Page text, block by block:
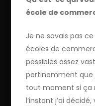
école de
Je ne savais pas
écoles de
possibles assez
pertinemment que
tout moment si ça
l’instant j’ai